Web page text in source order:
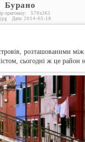
Бурано
оригіналу: 570x361
jpg Дата: 2014-05-18
розташованими
сьогодні ж це район